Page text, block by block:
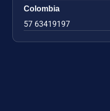
Colombia
57 63419197